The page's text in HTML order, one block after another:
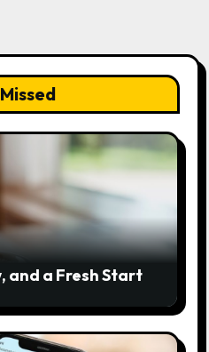
and a Fresh Start